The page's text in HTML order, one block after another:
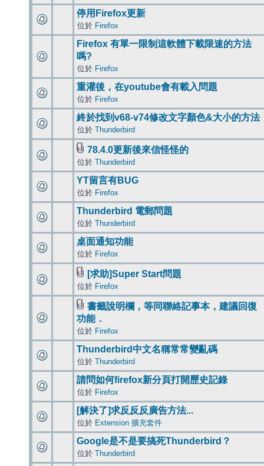
停用Firefox更新
位於 Firefox
Firefox 有單一限制這軟體下載限速的方法
嗎?
位於 Firefox
重灌後，在youtube會有載入問題
位於 Firefox
終於找到v68-v74修改文字顏色&大小的方法
位於 Thunderbird
78.4.0更新後來信怪怪的
位於 Thunderbird
YT留言有BUG
位於 Firefox
Thunderbird 電郵問題
位於 Thunderbird
桌面通知功能
位於 Firefox
[求助]Super Start問題
位於 Firefox
書籤說明欄，等同聯絡記事本，建議回復
功能．
位於 Firefox
Thunderbird中文名稱常常變亂碼
位於 Thunderbird
請問如何firefox新分頁打開歷史記錄
位於 Firefox
[解決了]求反反反廣告方法...
位於 Extension 擴充套件
Google是不是要搞死Thunderbird？
位於 Thunderbird